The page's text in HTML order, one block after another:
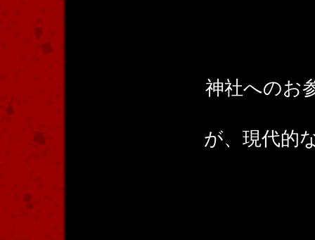
神社へのお
が、現代的